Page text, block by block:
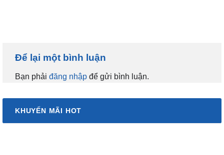
Để lại một bình luận
Bạn phải đăng nhập để gửi bình luận.
KHUYẾN MÃI HOT